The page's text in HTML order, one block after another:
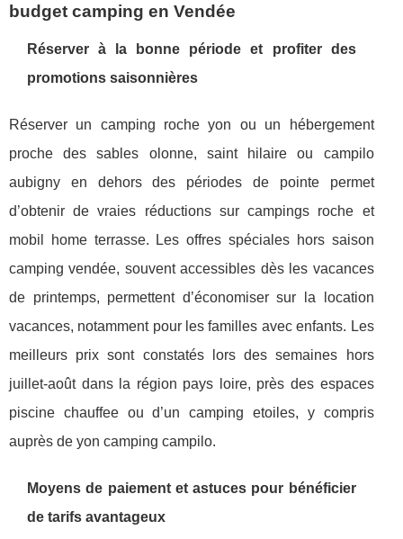
budget camping en Vendée
Réserver à la bonne période et profiter des
promotions saisonnières
Réserver un camping roche yon ou un hébergement
proche des sables olonne, saint hilaire ou campilo
aubigny en dehors des périodes de pointe permet
d’obtenir de vraies réductions sur campings roche et
mobil home terrasse. Les offres spéciales hors saison
camping vendée, souvent accessibles dès les vacances
de printemps, permettent d’économiser sur la location
vacances, notamment pour les familles avec enfants. Les
meilleurs prix sont constatés lors des semaines hors
juillet-août dans la région pays loire, près des espaces
piscine chauffee ou d’un camping etoiles, y compris
auprès de yon camping campilo.
Moyens de paiement et astuces pour bénéficier
de tarifs avantageux